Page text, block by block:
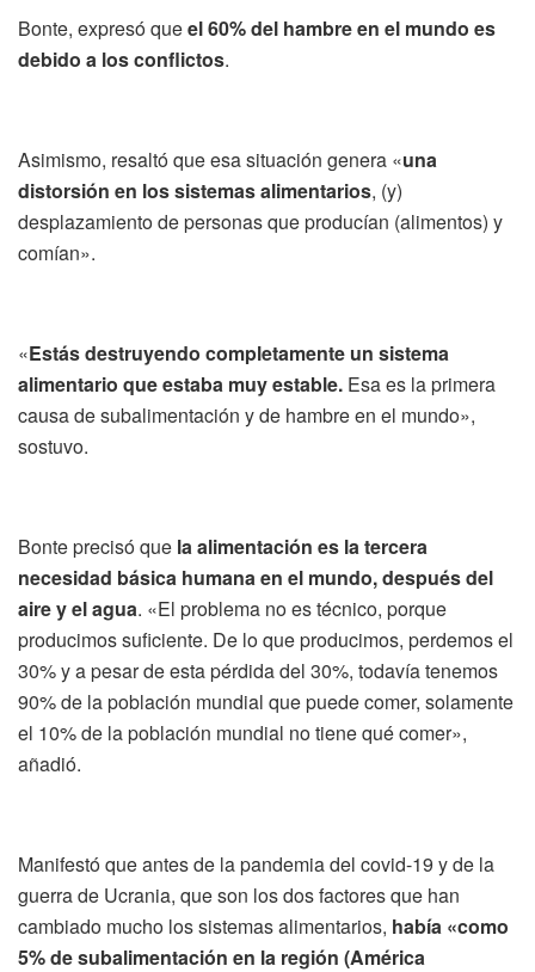
Bonte, expresó queel 60% del hambre en el mundo es
debido a los conflictos.
Asimismo, resaltó que esa situación genera «una
distorsión en los sistemas alimentarios, (y)
desplazamiento de personas que producían (alimentos) y
comían».
«Estás destruyendo completamente un sistema
alimentario que estaba muy estable. Esa es la primera
causa de subalimentación y de hambre en el mundo»,
sostuvo.
Bonte precisó que la alimentación es la tercera
necesidad básica humana en el mundo, después del
aire y el agua. «El problema no es técnico, porque
producimos suficiente. De lo que producimos, perdemos el
30% y a pesar de esta pérdida del 30%, todavía tenemos
90% de la población mundial que puede comer, solamente
el 10% de la población mundial no tiene qué comer»,
añadió.
Manifestó que antes de la pandemia del covid-19 y de la
guerra de Ucrania, que son los dos factores que han
cambiado mucho los sistemas alimentarios, había «como
5% de subalimentación en la región (América